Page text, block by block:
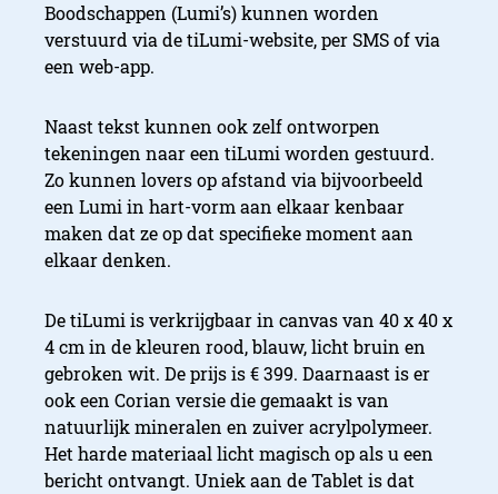
Boodschappen (Lumi’s) kunnen worden
verstuurd via de tiLumi-website, per SMS of via
een web-app.
Naast tekst kunnen ook zelf ontworpen
tekeningen naar een tiLumi worden gestuurd.
Zo kunnen lovers op afstand via bijvoorbeeld
een Lumi in hart-vorm aan elkaar kenbaar
maken dat ze op dat specifieke moment aan
elkaar denken.
De tiLumi is verkrijgbaar in canvas van 40 x 40 x
4 cm in de kleuren rood, blauw, licht bruin en
gebroken wit. De prijs is € 399. Daarnaast is er
ook een Corian versie die gemaakt is van
natuurlijk mineralen en zuiver acrylpolymeer.
Het harde materiaal licht magisch op als u een
bericht ontvangt. Uniek aan de Tablet is dat